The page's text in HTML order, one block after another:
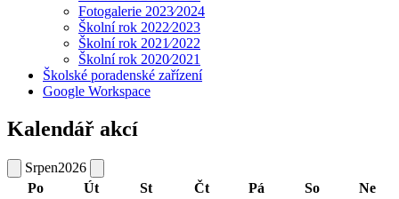
Fotogalerie 2023⁄2024
Školní rok 2022⁄2023
Školní rok 2021⁄2022
Školní rok 2020⁄2021
Školské poradenské zařízení
Google Workspace
Kalendář akcí
Srpen2026
Po
Út St Čt Pá So
Ne